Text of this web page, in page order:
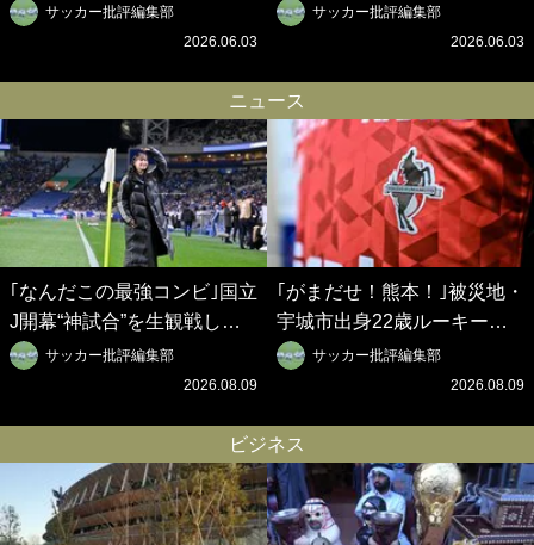
悟の奇跡を支えた日本資本の
ベルギークラブ、次なる野望
ロイデン立石敬之CEOの世
サッカー批評編集部
2026.06.03
ブは創設102年目に歴史的快
挙を成し遂げられたのか？
之CEOの世界戦略】(1)
サッカー批評編集部
2026.06.03
ニュース
｢なんだこの最強コンビ｣国立
J開幕“神試合”を生観戦した
仲良しサッカー美女コンビの
現地ショットが話題！｢メッ
サッカー批評編集部
2026.08.09
｢がまだせ！熊本！｣被災地・
宇城市出身22歳ルーキー、
涙の試合後インタビューに全
国からエール！｢もらい泣き
たよ｣
サッカー批評編集部
2026.08.09
ビジネス